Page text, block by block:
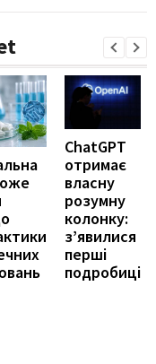
ChatGPT
отримає
власну
розумну
колонку:
з’явилися
перші
подробиці